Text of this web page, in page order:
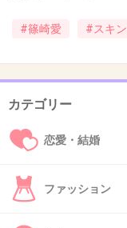
42. 匿名2019/01/13(日) 15:38:15
43. 匿名
事務所辞めた
たけど、良かっ
#篠崎愛 #スキ
カテゴリー
恋愛・結婚
ファッション